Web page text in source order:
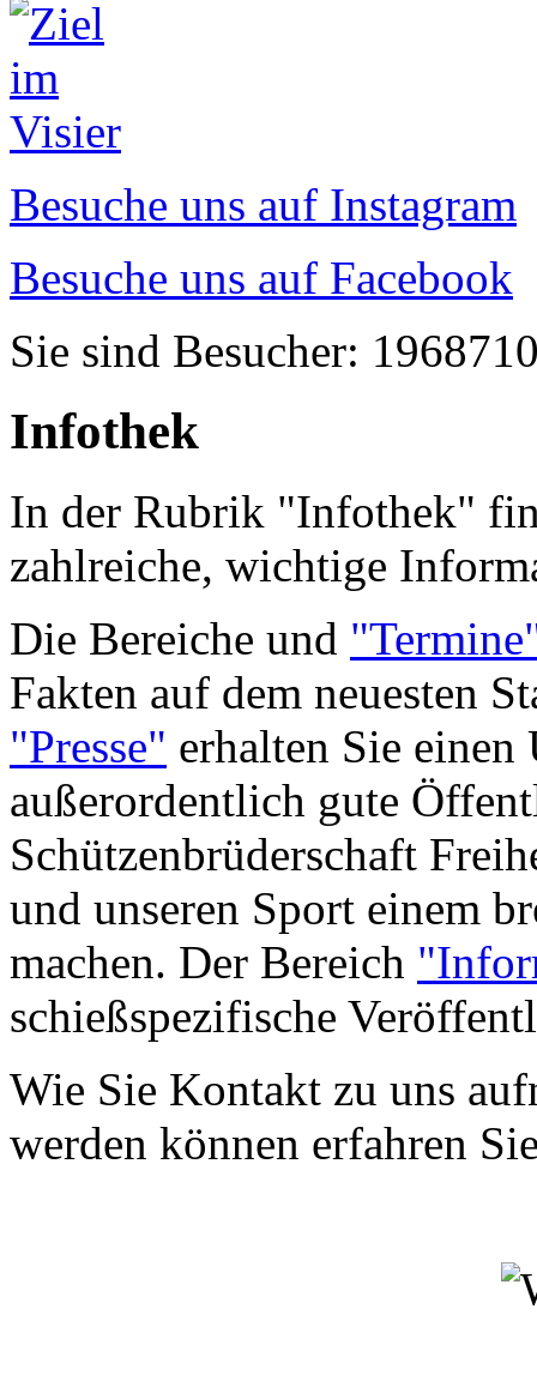
Besuche uns auf Instagram
Besuche uns auf Facebook
Sie sind Besucher:
Infothek
In der Rubrik "Infothek"
zahlreiche, wichtige
Die Bereiche und
Fakten auf dem neuesten
"Presse" erhalten Sie
außerordentlich gute
Schützenbrüderschaft
und unseren Sport einem
machen. Der Bereich
schießspezifische
Wie Sie Kontakt zu uns
werden können erfahren